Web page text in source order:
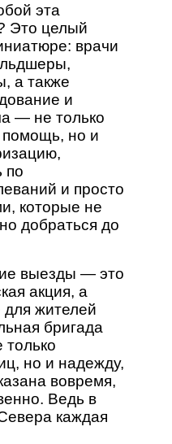
эта
Это целый
врачи
а также
и
— не только
помощь, но и
по
и просто
которые не
добраться до
выезды — это
акция, а
жителей
бригада
только
но и надежду,
вовремя,
Ведь в
каждая